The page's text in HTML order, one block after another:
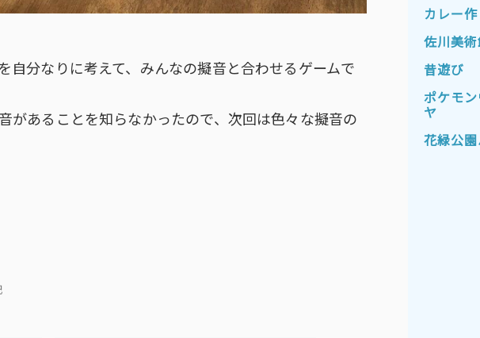
自分なりに考えて、みんなの擬音と合わせるゲームで
があることを知らなかったので、次回は色々な擬音の
2023年7
2023年5
2023年3
2023年1
2022年
2022年9
カレー
佐川美術
昔遊び
ポケモン
ヤ
花緑公園